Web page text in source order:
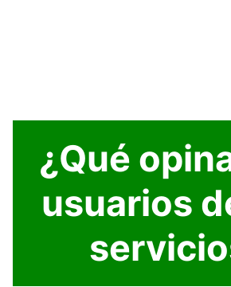
¿Qué
usuarios